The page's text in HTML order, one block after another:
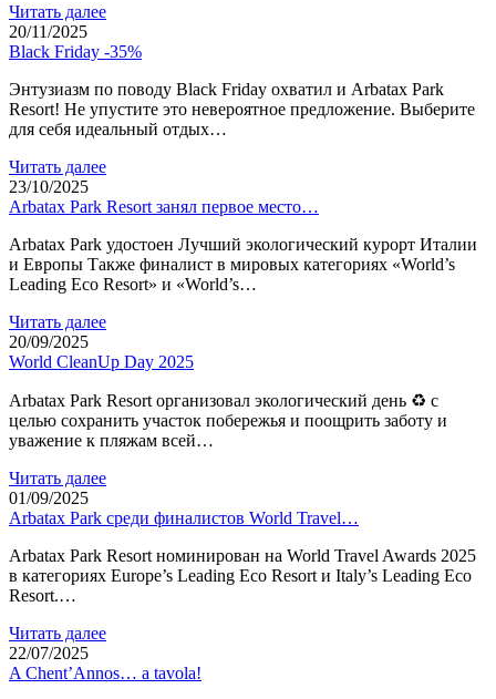
Читать далее
20/11/2025
Black Friday -35%
Энтузиазм по поводу Black Friday охватил и Arbatax Park
Resort! Не упустите это невероятное предложение. Выберите
для себя идеальный отдых…
Читать далее
23/10/2025
Arbatax Park Resort занял первое место…
Arbatax Park удостоен Лучший экологический курорт Италии
и Европы Также финалист в мировых категориях «World’s
Leading Eco Resort» и «World’s…
Читать далее
20/09/2025
World CleanUp Day 2025
Arbatax Park Resort организовал экологический день ♻ с
целью сохранить участок побережья и поощрить заботу и
уважение к пляжам всей…
Читать далее
01/09/2025
Arbatax Park среди финалистов World Travel…
Arbatax Park Resort номинирован на World Travel Awards 2025
в категориях Europe’s Leading Eco Resort и Italy’s Leading Eco
Resort.…
Читать далее
22/07/2025
A Chent’Annos… a tavola!